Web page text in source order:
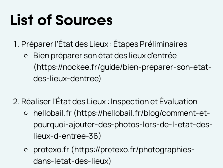
List of Sources
Préparer l'État des Lieux : Étapes Préliminaires
Bien préparer son état des lieux d'entrée
(https://nockee.fr/guide/bien-preparer-son-etat-
des-lieux-dentree)
Réaliser l'État des Lieux : Inspection et Évaluation
hellobail.fr (https://hellobail.fr/blog/comment-et-
pourquoi-ajouter-des-photos-lors-de-l-etat-des-
lieux-d-entree-36)
protexo.fr (https://protexo.fr/photographies-
dans-letat-des-lieux)